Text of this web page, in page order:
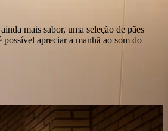
mais sabor, uma seleção de pães
possível apreciar a manhã ao som do